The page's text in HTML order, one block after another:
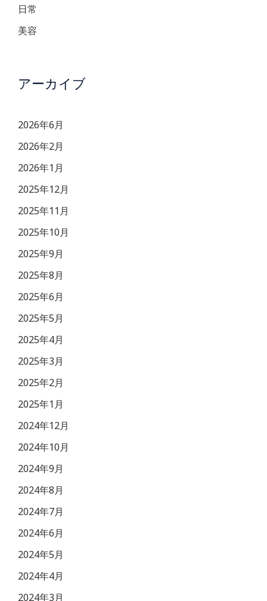
日常
美容
アーカイブ
2026年6月
2026年2月
2026年1月
2025年12月
2025年11月
2025年10月
2025年9月
2025年8月
2025年6月
2025年5月
2025年4月
2025年3月
2025年2月
2025年1月
2024年12月
2024年10月
2024年9月
2024年8月
2024年7月
2024年6月
2024年5月
2024年4月
2024年3月